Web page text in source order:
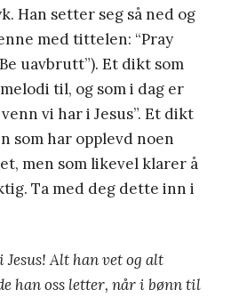
Han setter seg så ned og
med tittelen: “Pray
uavbrutt”). Et dikt som
til, og som i dag er
vi har i Jesus”. Et dikt
som har opplevd noen
men som likevel klarer å
Ta med deg dette inn i
Alt han vet og alt
han oss letter, når i bønn til